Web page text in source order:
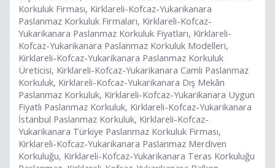
Korkuluk Firması, Kirklareli-Kofcaz-Yukarikanara
Paslanmaz Korkuluk Firmaları, Kirklareli-Kofcaz-
Yukarikanara Paslanmaz Korkuluk Fiyatları, Kirklareli-
Kofcaz-Yukarikanara Paslanmaz Korkuluk Modelleri,
Kirklareli-Kofcaz-Yukarikanara Paslanmaz Korkuluk
Üreticisi, Kirklareli-Kofcaz-Yukarikanara Camlı Paslanmaz
Korkuluk, Kirklareli-Kofcaz-Yukarikanara Dış Mekân
Paslanmaz Korkuluk, Kirklareli-Kofcaz-Yukarikanara Uygun
Fiyatlı Paslanmaz Korkuluk, Kirklareli-Kofcaz-Yukarikanara
İstanbul Paslanmaz Korkuluk, Kirklareli-Kofcaz-
Yukarikanara Türkiye Paslanmaz Korkuluk Firması,
Kirklareli-Kofcaz-Yukarikanara Paslanmaz Merdiven
Korkuluğu, Kirklareli-Kofcaz-Yukarikanara Teras Korkuluğu